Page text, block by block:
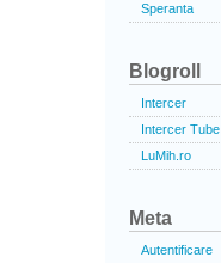
Speranta
Blogroll
Intercer
Intercer Tube
LuMih.ro
Meta
Autentificare